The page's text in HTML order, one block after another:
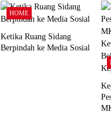
Perspektif Islam
HOME
Ketika Ruang Sidang
Berpindah ke Media Sosial